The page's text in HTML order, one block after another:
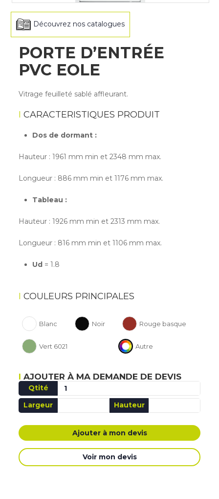
Découvrez nos catalogues
PORTE D’ENTRÉE
PVC EOLE
Vitrage feuilleté sablé affleurant.
CARACTERISTIQUES PRODUIT
Dos de dormant :
Hauteur : 1961 mm min et 2348 mm max.
Longueur : 886 mm min et 1176 mm max.
Tableau :
Hauteur : 1926 mm min et 2313 mm max.
Longueur : 816 mm min et 1106 mm max.
Ud = 1.8
COULEURS PRINCIPALES
Blanc Noir Rouge basque
Vert 6021 Autre
AJOUTER À MA DEMANDE DE DEVIS
Qtité
Largeur
Hauteur
Ajouter à mon devis
Voir mon devis